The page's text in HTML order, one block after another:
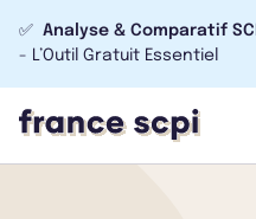
✅ Analyse & Comparatif
- L’Outil Gratuit Essentiel